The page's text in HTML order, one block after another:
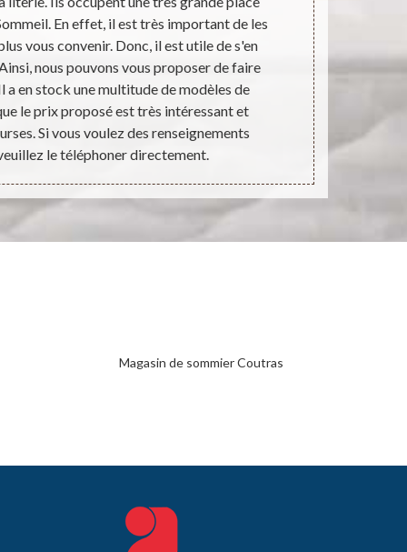
En effet, il est très important de les
vous convenir. Donc, il est utile de s'en
nous pouvons vous proposer de faire
a en stock une multitude de modèles de
le prix proposé est très intéressant et
Si vous voulez des renseignements
le téléphoner directement.
Magasin de sommier Coutras